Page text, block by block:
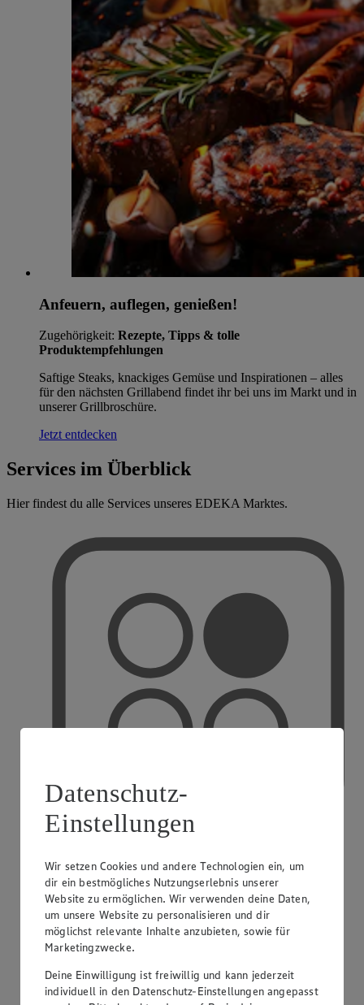
Anfeuern, auflegen, genießen!
Zugehörigkeit: Rezepte, Tipps & tolle
Produktempfehlungen
Saftige Steaks, knackiges Gemüse und Inspirationen – alles
für den nächsten Grillabend findet ihr bei uns im Markt und in
unserer Grillbroschüre.
Jetzt entdecken
Services im Überblick
Hier findest du alle Services unseres EDEKA Marktes.
PAYBACK
Datenschutz-
Einstellungen
Wir setzen Cookies und andere Technologien ein, um
dir ein bestmögliches Nutzungserlebnis unserer
Website zu ermöglichen. Wir verwenden deine Daten,
um unsere Website zu personalisieren und dir
möglichst relevante Inhalte anzubieten, sowie für
Marketingzwecke.
Deine Einwilligung ist freiwillig und kann jederzeit
individuell in den Datenschutz-Einstellungen angepasst